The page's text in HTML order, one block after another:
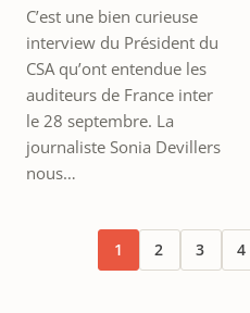
C’est une bien curieuse
interview du Président du
CSA qu’ont entendue les
auditeurs de France inter
le 28 septembre. La
journaliste Sonia Devillers
nous…
1 2 3 4